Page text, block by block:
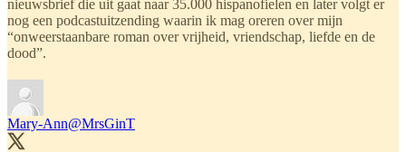
nieuwsbrief die uit gaat naar 35.000 hispanofielen en later volgt er
nog een podcastuitzending waarin ik mag oreren over mijn
“onweerstaanbare roman over vrijheid, vriendschap, liefde en de
dood”.
Mary-Ann@MrsGinT